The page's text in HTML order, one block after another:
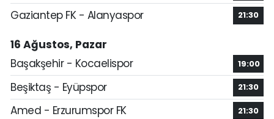
Gaziantep FK - Alanyaspor 21:30
16 Ağustos, Pazar
Başakşehir - Kocaelispor
19:00
Beşiktaş - Eyüpspor 21:30
Amed - Erzurumspor FK 21:30